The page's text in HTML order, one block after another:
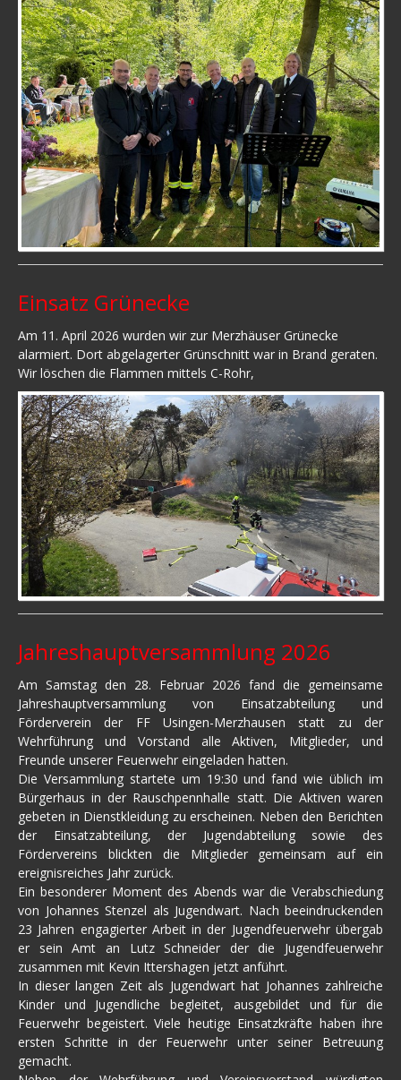
Einsatz Grünecke
Am 11. April 2026 wurden wir zur Merzhäuser Grünecke
alarmiert. Dort abgelagerter Grünschnitt war in Brand geraten.
Wir löschen die Flammen mittels C-Rohr,
Jahreshauptversammlung 2026
Am Samstag den 28. Februar 2026 fand die gemeinsame
Jahreshauptversammlung von Einsatzabteilung und
Förderverein der FF Usingen-Merzhausen statt zu der
Wehrführung und Vorstand alle Aktiven, Mitglieder, und
Freunde unserer Feuerwehr eingeladen hatten.
Die Versammlung startete um 19:30 und fand wie üblich im
Bürgerhaus in der Rauschpennhalle statt. Die Aktiven waren
gebeten in Dienstkleidung zu erscheinen. Neben den Berichten
der Einsatzabteilung, der Jugendabteilung sowie des
Fördervereins blickten die Mitglieder gemeinsam auf ein
ereignisreiches Jahr zurück.
Ein besonderer Moment des Abends war die Verabschiedung
von Johannes Stenzel als Jugendwart. Nach beeindruckenden
23 Jahren engagierter Arbeit in der Jugendfeuerwehr übergab
er sein Amt an Lutz Schneider der die Jugendfeuerwehr
zusammen mit Kevin Ittershagen jetzt anführt.
In dieser langen Zeit als Jugendwart hat Johannes zahlreiche
Kinder und Jugendliche begleitet, ausgebildet und für die
Feuerwehr begeistert. Viele heutige Einsatzkräfte haben ihre
ersten Schritte in der Feuerwehr unter seiner Betreuung
gemacht.